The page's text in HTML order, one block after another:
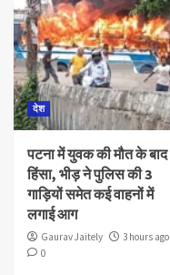
देश
पटना में युवक की मौत के बाद
हिंसा, भीड़ ने पुलिस की 3
गाड़ियों समेत कई वाहनों में
लगाई आग
Gaurav Jaitely
3 hours ago
0